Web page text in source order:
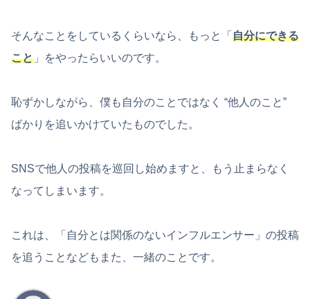
そんなことをしているくらいなら、もっと「 自分にできる
こと 」をやったらいいのです。
恥ずかしながら、僕も自分のことではなく “他人のこと”
ばかりを追いかけていたものでした。
SNSで他人の投稿を巡回し始めますと、もう止まらなく
なってしまいます。
これは、「自分とは関係のないインフルエンサー」の投稿
を追うことなどもまた、一緒のことです。